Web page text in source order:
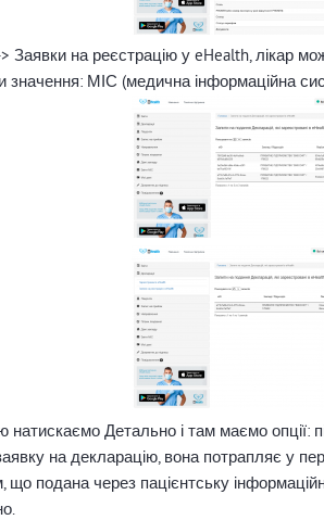
на реєстрацію у eHealth, лікар
значення: МІС (медична інформаційна
Детально і там маємо опції:
на декларацію, вона потрапляє у
подана через пацієнтську